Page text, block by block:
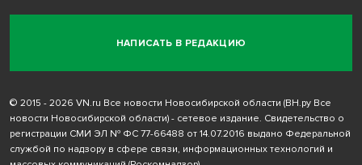
НАПИСАТЬ В РЕДАКЦИЮ
© 2015 - 2026 VN.ru Все новости Новосибирской области (ВН.ру Все
новости Новосибирской области) - сетевое издание. Свидетельство о
регистрации СМИ ЭЛ № ФС 77-66488 от 14.07.2016 выдано Федеральной
службой по надзору в сфере связи, информационных технологий и